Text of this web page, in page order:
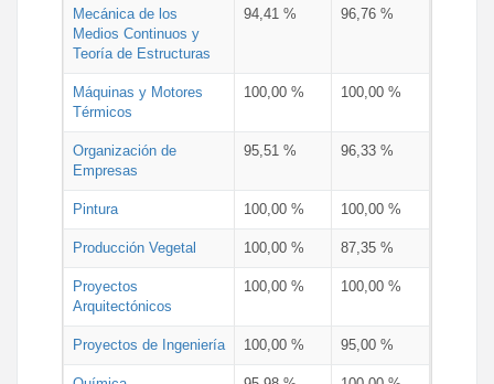
Mecánica de los
Medios Continuos y
Teoría de Estructuras
94,41 % 96,76 %
Máquinas y Motores
Térmicos
100,00 % 100,00 %
Organización de
Empresas
95,51 % 96,33 %
Pintura 100,00 % 100,00 %
Producción Vegetal 100,00 % 87,35 %
Proyectos
Arquitectónicos
100,00 % 100,00 %
Proyectos de Ingeniería 100,00 % 95,00 %